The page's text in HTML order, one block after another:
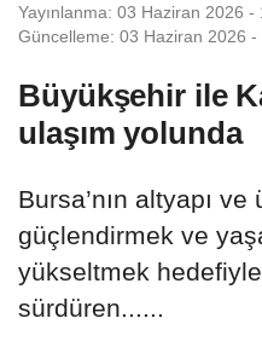
Yayınlanma: 03 Haziran 2026 -
Güncelleme: 03 Haziran 2026 -
Büyükşehir ile
ulaşım yolunda
Bursa’nın altyapı ve
güçlendirmek ve
yükseltmek hedefiyle
sürdüren......